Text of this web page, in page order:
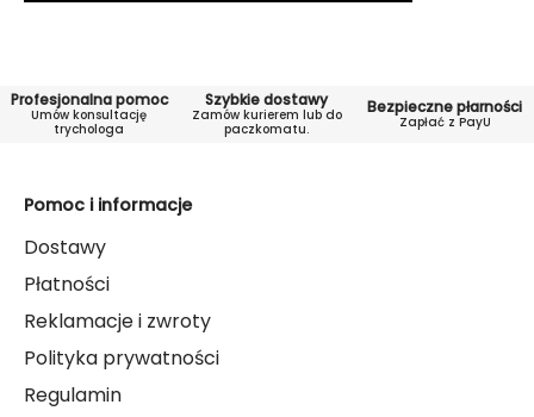
Profesjonalna pomoc
Umów konsultację
trychologa
Szybkie dostawy
Zamów kurierem lub do
paczkomatu.
Bezpieczne płarności
Zapłać z PayU
Pomoc i informacje
Dostawy
Płatności
Reklamacje i zwroty
Polityka prywatności
Regulamin